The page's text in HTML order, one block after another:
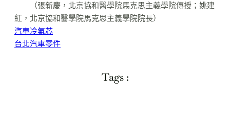
（張新慶，北京協和醫學院馬克思主義學院傳授；姚建
紅，北京協和醫學院馬克思主義學院院長）
汽車冷氣芯
台北汽車零件
Tags :